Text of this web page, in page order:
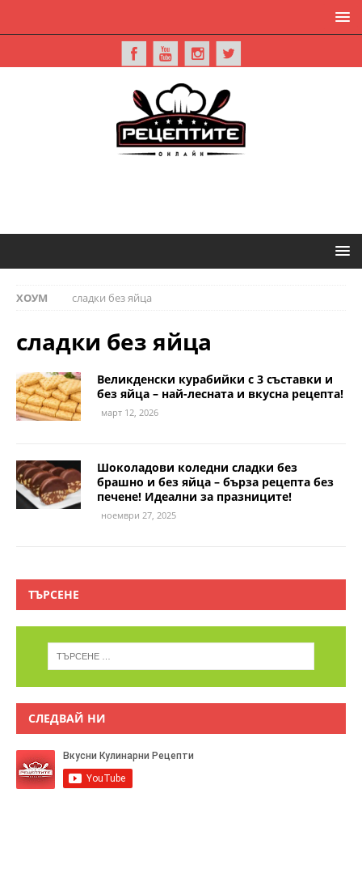
ХОУМ сладки без яйца
сладки без яйца
Великденски курабийки с 3 съставки и
без яйца – най-лесната и вкусна рецепта!
март 12, 2026
Шоколадови коледни сладки без
брашно и без яйца – бърза рецепта без
печене! Идеални за празниците!
ноември 27, 2025
ТЪРСЕНЕ
СЛЕДВАЙ НИ